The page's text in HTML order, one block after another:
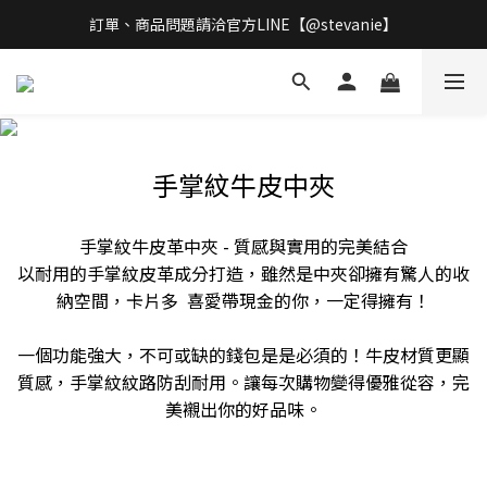
立即加入會員  享有專屬優惠
訂單、商品問題請洽官方LINE【@stevanie】
全館滿$899免運
手掌紋牛皮中夾
手掌紋牛皮革中夾 - 質感與實用的完美結合
以耐用的手掌紋皮革成分打造，雖然是中夾卻擁有驚人的收
納空間，卡片多 喜愛帶現金的你，一定得擁有！
一個功能強大，不可或缺的錢包是是必須的！牛皮材質更顯
質感，手掌紋紋路防刮耐用。讓每次購物變得優雅從容，完
美襯出你的好品味。